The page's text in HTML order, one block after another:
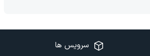
سرویس ها